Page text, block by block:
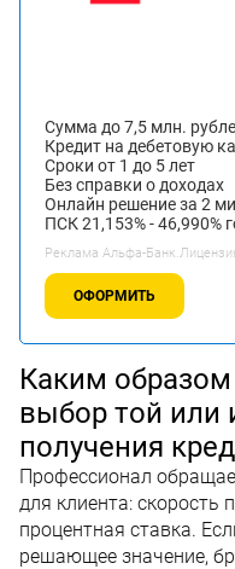
Сумма до 7,5 млн.
Кредит на дебетовую
Сроки от 1 до 5 лет
Без справки о доходах
Онлайн решение за 2
ПСК 21,153% - 46,990%
Реклама Альфа-
ОФОРМИТЬ
Каким
выбор той или
получения
Профессионал
для клиента: скорость
процентная ставка.
решающее значение,